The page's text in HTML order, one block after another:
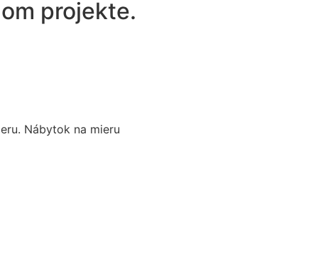
projekte.
Nábytok na mieru